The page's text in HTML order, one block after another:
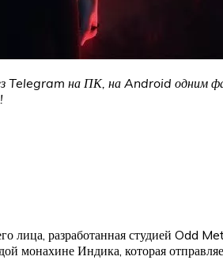
Telegram на ПК, на Android одним
лица, разработанная студией
монахине Индика, которая